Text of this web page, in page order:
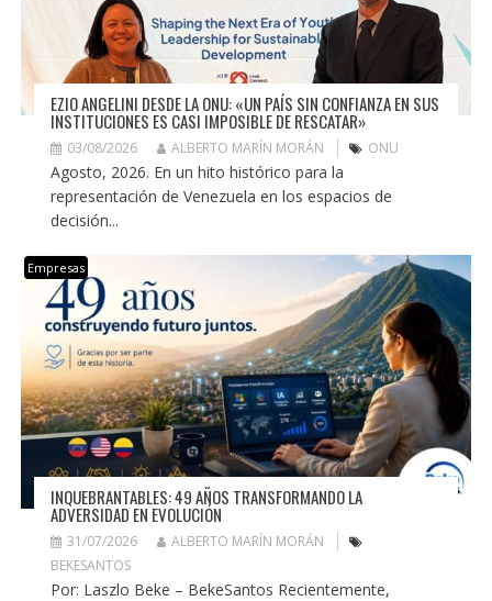
EZIO ANGELINI DESDE LA ONU: «UN PAÍS SIN CONFIANZA EN SUS
INSTITUCIONES ES CASI IMPOSIBLE DE RESCATAR»
03/08/2026 ALBERTO MARÍN MORÁN ONU
Agosto, 2026. En un hito histórico para la
representación de Venezuela en los espacios de
decisión...
Empresas
INQUEBRANTABLES: 49 AÑOS TRANSFORMANDO LA
ADVERSIDAD EN EVOLUCIÓN
31/07/2026
ALBERTO MARÍN MORÁN
BEKESANTOS
Por: Laszlo Beke – BekeSantos Recientemente,